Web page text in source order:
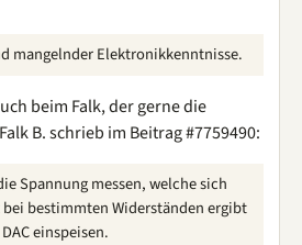
mangelnder Elektronikkenntnisse.
beim Falk, der gerne die
B. schrieb im Beitrag #7759490:
Spannung messen, welche sich
bestimmten Widerständen ergibt
einspeisen.